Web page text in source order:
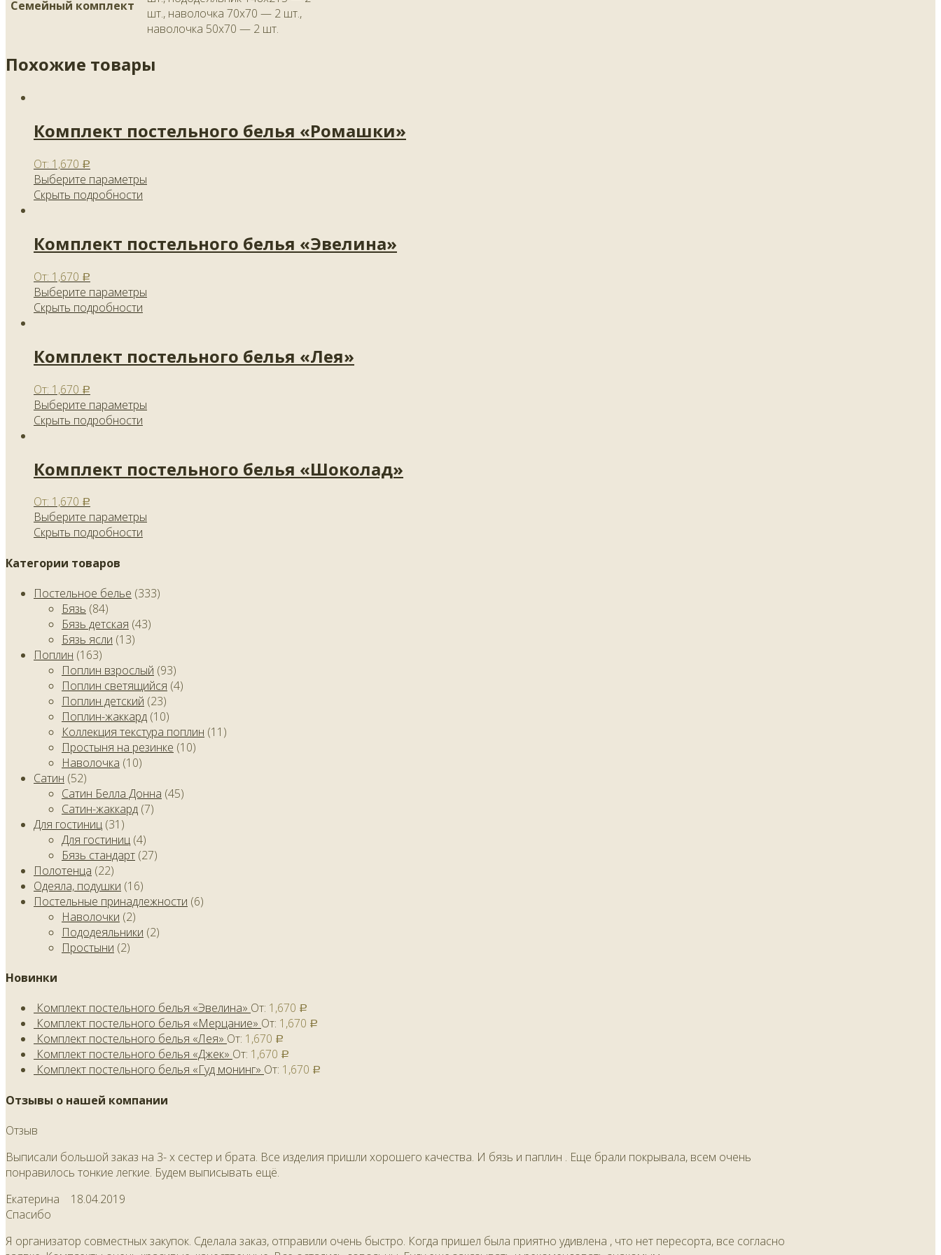
Семейный комплект
шт., наволочка 70х70 — 2 шт.,
наволочка 50х70 — 2 шт.
Похожие товары
Комплект постельного белья «Ромашки»
От: 1,670 Р
Выберите параметры
Скрыть подробности
Комплект постельного белья «Эвелина»
От: 1,670 Р
Выберите параметры
Скрыть подробности
Комплект постельного белья «Лея»
От: 1,670 Р
Выберите параметры
Скрыть подробности
Комплект постельного белья «Шоколад»
От: 1,670 Р
Выберите параметры
Скрыть подробности
Категории товаров
Постельное белье (333)
Бязь (84)
Бязь детская (43)
Бязь ясли (13)
Поплин (163)
Поплин взрослый (93)
Поплин светящийся (4)
Поплин детский (23)
Поплин-жаккард (10)
Коллекция текстура поплин (11)
Простыня на резинке (10)
Наволочка (10)
Сатин (52)
Сатин Белла Донна (45)
Сатин-жаккард (7)
Для гостиниц (31)
Для гостиниц (4)
Бязь стандарт (27)
Полотенца (22)
Одеяла, подушки (16)
Постельные принадлежности (6)
Наволочки (2)
Пододеяльники (2)
Простыни (2)
Новинки
Комплект постельного белья «Эвелина» От: 1,670 Р
Комплект постельного белья «Мерцание» От: 1,670 Р
Комплект постельного белья «Лея» От: 1,670 Р
Комплект постельного белья «Джек» От: 1,670 Р
Комплект постельного белья «Гуд монинг» От: 1,670 Р
Отзывы о нашей компании
Отзыв
Выписали большой заказ на 3- х сестер и брата. Все изделия пришли хорошего качества. И бязь и паплин . Еще брали покрывала, всем очень
понравилось тонкие легкие. Будем выписывать ещё.
Екатерина 18.04.2019
Спасибо
Я организатор совместных закупок. Сделала заказ, отправили очень быстро. Когда пришел была приятно удивлена , что нет пересорта, все согласно